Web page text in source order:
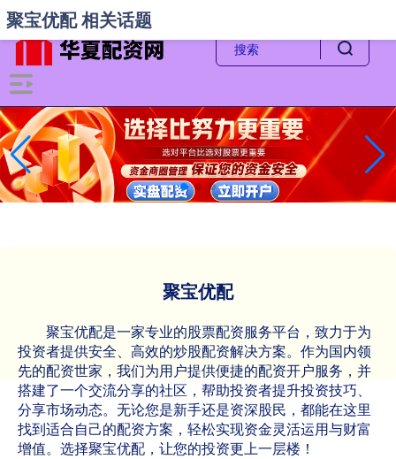
-->
聚宝优配
聚宝优配是一家专业的股票配资服务平台，致力于为
投资者提供安全、高效的炒股配资解决方案。作为国内领
先的配资世家，我们为用户提供便捷的配资开户服务，并
搭建了一个交流分享的社区，帮助投资者提升投资技巧、
分享市场动态。无论您是新手还是资深股民，都能在这里
找到适合自己的配资方案，轻松实现资金灵活运用与财富
增值。选择聚宝优配，让您的投资更上一层楼！
聚宝优配 相关话题